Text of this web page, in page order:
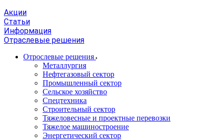
Акции
Статьи
Информация
Отраслевые решения
Отрослевые решения
Металлургия
Нефтегазовый сектор
Промышленный сектор
Сельское хозяйство
Спецтехника
Строительный сектор
Тяжеловесные и проектные перевозки
Тяжелое машиностроение
Энергетический сектор